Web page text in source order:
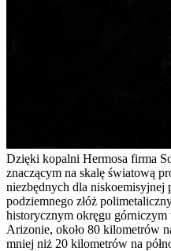
Dzięki kopalni Hermosa firma
znaczącym na skalę światową
niezbędnych dla niskoemisyjnej
podziemnego złóż
historycznym okręgu górniczym
Arizonie, około 80 kilometrów
mniej niż 20 kilometrów na